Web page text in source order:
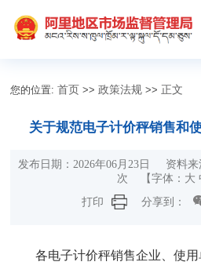
您的位置:首页 >>政策法规 >> 正文
关于规范电子计价秤销售和
发布日期：2026年06月23日 资料
次
【字体： 大
打印
分享到：
各电子计价秤销售企业、使